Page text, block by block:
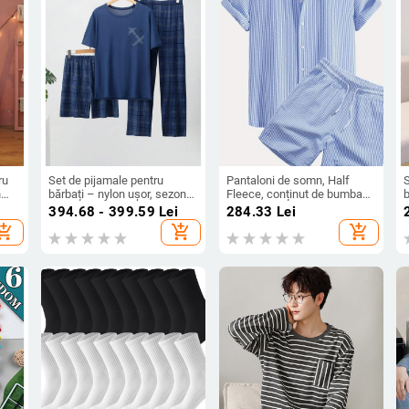
Set de pijamale pentru
bărbați – nylon ușor, sezon
de toamnă, tricou cu
mânecă scurtă și pantaloni
scurți, senzație premium
394.68 - 399.59 Lei
add_shopping_cart
Pantaloni de somn, Half
Fleece, conținut de bumbac
<30%, Stil casual, Lansare
primăvara 2025, Cross-
border export
284.33 Lei
add_shopping_cart